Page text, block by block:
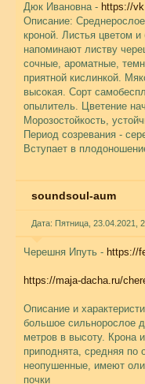
Дюк Ивановна - https://
Описание:
кроной. Листья цветом
напоминают листву
сочные, ароматные,
приятной кислинкой.
высокая. Сорт
опылитель. Цветение
Морозостойкость,
Период созревания -
Вступает в
soundsoul-aum
Дата: Пятница, 23.04.2021,
Черешня Ипуть - https://
https://maja-dacha.ru/
Описание и
большое сильнорослое
метров в высоту. Крона
приподнята, средняя по
неопушенные, имеют
почки